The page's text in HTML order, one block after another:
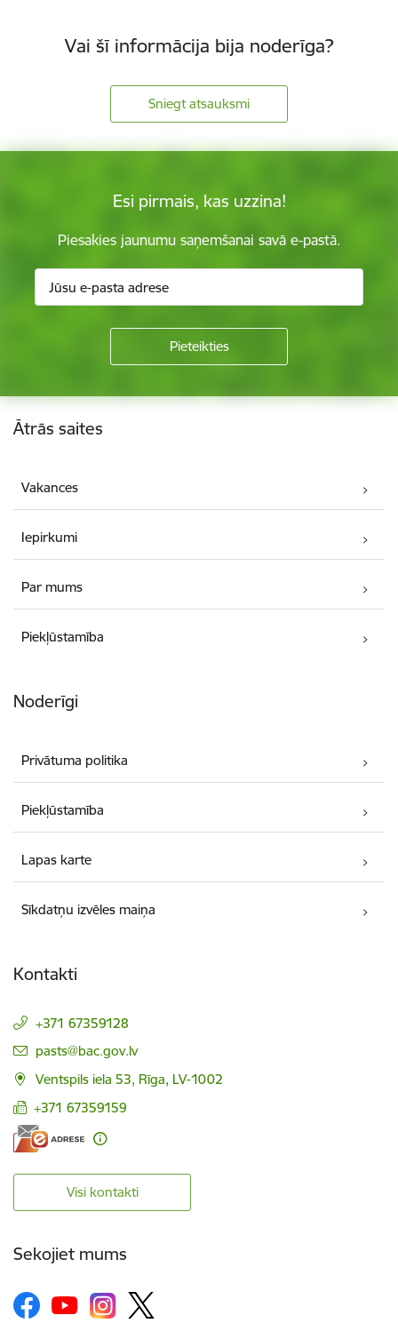
Vai šī informācija bija noderīga?
Sniegt atsauksmi
Esi pirmais, kas uzzina!
Piesakies jaunumu saņemšanai savā e-pastā.
Kājene
Ātrās saites
Vakances
Iepirkumi
Par mums
Piekļūstamība
Noderīgi
Privātuma politika
Piekļūstamība
Lapas karte
Sīkdatņu izvēles maiņa
Kontakti
+371 67359128
E-pasts:
pasts@bac.gov.lv
Ventspils iela 53, Rīga, LV-1002
+371 67359159
Visi kontakti
Sekojiet mums